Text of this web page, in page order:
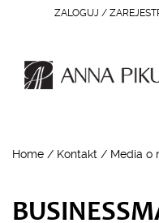
ZALOGUJ /
Home / Kontakt / Media o